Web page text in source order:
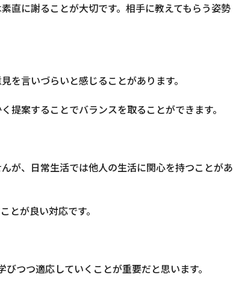
直に謝ることが大切です。相手に教えてもらう姿勢
を言いづらいと感じることがあります。
提案することでバランスを取ることができます。
が、日常生活では他人の生活に関心を持つことがあ
とが良い対応です。
つつ適応していくことが重要だと思います。